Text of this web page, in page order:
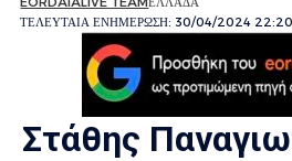
ΤΕΛΕΥΤΑΙΑ ΕΝΗΜΕΡΩΣΗ: 30/04/2024 22:20
Στάθης